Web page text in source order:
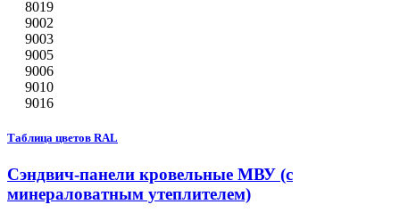
8019
9002
9003
9005
9006
9010
9016
Таблица цветов RAL
Сэндвич-панели кровельные МВУ (с
минераловатным утеплителем)